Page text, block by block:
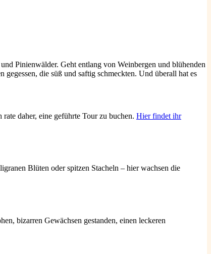
Pinienwälder. Geht entlang von Weinbergen und blühenden
die süß und saftig schmeckten. Und überall hat es
daher, eine geführte Tour zu buchen. Hier findet ihr
Blüten oder spitzen Stacheln – hier wachsen die
bizarren Gewächsen gestanden, einen leckeren